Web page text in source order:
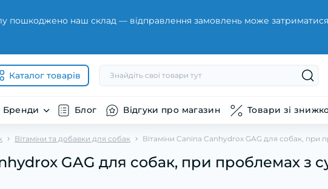
пошкоджено наш склад — відправлення замовлень може затриматися
Каталог товарів
Бренди Блог Відгуки про магазин Товари зі
Вітаміни та добавки для собак Вітаміни Canina Canhydrox GAG для собак, при
GAG для собак, при проблемах з